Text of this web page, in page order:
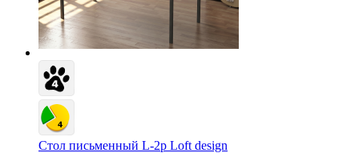
Стол письменный L-2p Loft design